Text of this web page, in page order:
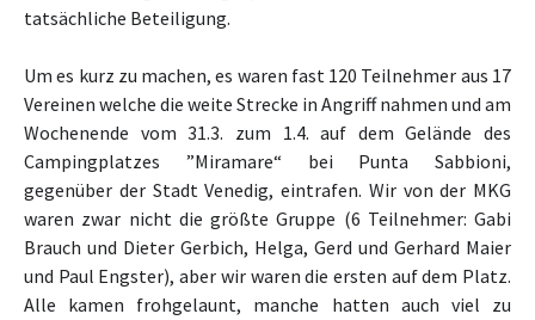
tatsächliche Beteiligung.
Um es kurz zu machen, es waren fast 120 Teilnehmer aus 17
Vereinen welche die weite Strecke in Angriff nahmen und am
Wochenende vom 31.3. zum 1.4. auf dem Gelände des
Campingplatzes ”Miramare“ bei Punta Sabbioni,
gegenüber der Stadt Venedig, eintrafen. Wir von der MKG
waren zwar nicht die größte Gruppe (6 Teilnehmer: Gabi
Brauch und Dieter Gerbich, Helga, Gerd und Gerhard Maier
und Paul Engster), aber wir waren die ersten auf dem Platz.
Alle kamen frohgelaunt, manche hatten auch viel zu